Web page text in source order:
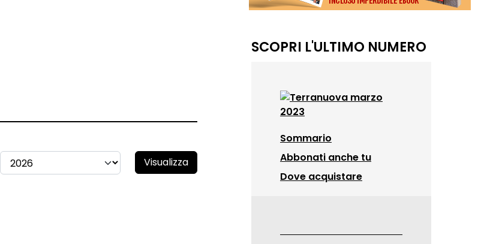
Visualizza
SCOPRI L'ULTIMO NUMERO
Sommario
Abbonati anche tu
Dove acquistare